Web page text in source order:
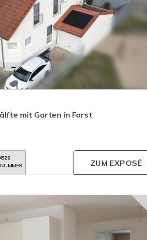
mit Garten in Forst
ZUM EXPOSÉ